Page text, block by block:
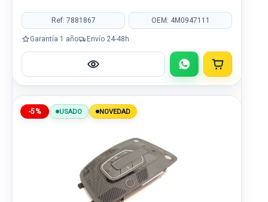
Ref: 7881867 OEM: 4M0947111
Garantía 1 año Envío 24-48h
-5% USADO NOVEDAD